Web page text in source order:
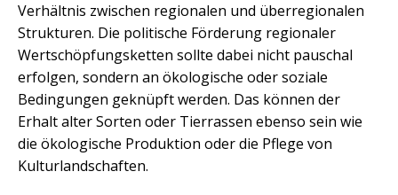
Verhältnis zwischen regionalen und überregionalen
Strukturen. Die politische Förderung regionaler
Wertschöpfungsketten sollte dabei nicht pauschal
erfolgen, sondern an ökologische oder soziale
Bedingungen geknüpft werden. Das können der
Erhalt alter Sorten oder Tierrassen ebenso sein wie
die ökologische Produktion oder die Pflege von
Kulturlandschaften.